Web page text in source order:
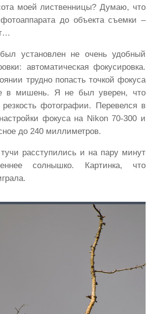
моей лиственницы? Думаю, что
до объекта съемки –
установлен не очень удобный
автоматическая фокусировка.
трудно попасть точкой фокуса
в мишень. Я не был уверен, что
фотографии. Перевелся в
фокуса на Nikon 70-300 и
до 240 миллиметров.
расступились и на пару минут
солнышко. Картинка, что